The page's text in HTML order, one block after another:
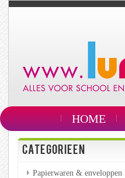
HOME
CATEGORIEEN
Papierwaren & enveloppen